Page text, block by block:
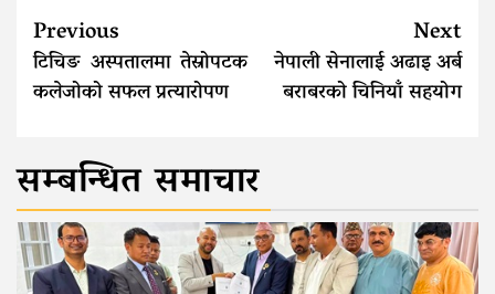
Continue
Reading
Previous
टिचिङ अस्पतालमा तेस्रोपटक
कलेजोको सफल प्रत्यारोपण
Next
नेपाली सेनालाई अढाइ अर्ब
बराबरको चिनियाँ सहयोग
सम्बन्धित समाचार